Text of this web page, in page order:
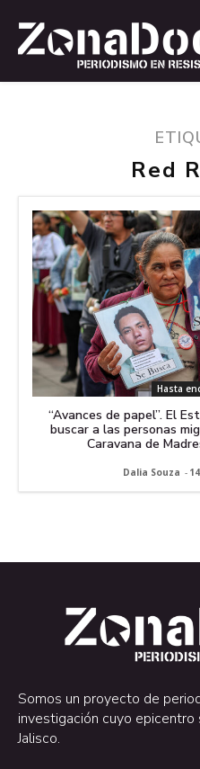
Red
Hasta
“Avances de papel”. El
buscar a las personas
Caravana de
Dalia Souza -
Somos un proyecto de
investigación cuyo epicentro
Jalisco.